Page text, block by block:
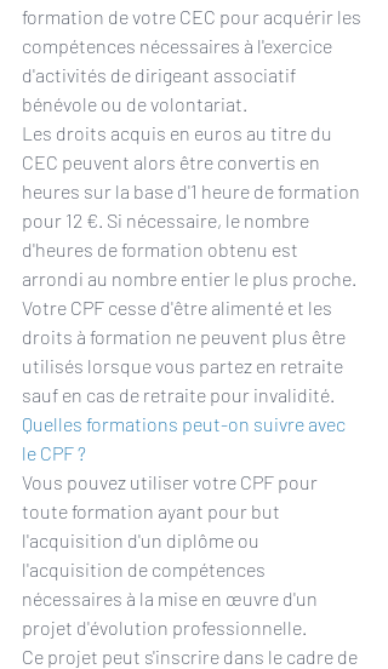
formation de votre CEC pour acquérir les
compétences nécessaires à l'exercice
d'activités de dirigeant associatif
bénévole ou de volontariat.
Les droits acquis en euros au titre du
CEC peuvent alors être convertis en
heures sur la base d'1 heure de formation
pour 12 €. Si nécessaire, le nombre
d'heures de formation obtenu est
arrondi au nombre entier le plus proche.
Votre CPF cesse d'être alimenté et les
droits à formation ne peuvent plus être
utilisés lorsque vous partez en retraite
sauf en cas de retraite pour invalidité.
Quelles formations peut-on suivre avec
le CPF ?
Vous pouvez utiliser votre CPF pour
toute formation ayant pour but
l'acquisition d'un diplôme ou
l'acquisition de compétences
nécessaires à la mise en œuvre d'un
projet d'évolution professionnelle.
Ce projet peut s'inscrire dans le cadre de